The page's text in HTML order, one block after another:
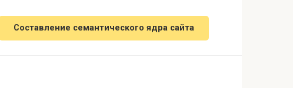
Составление семантического ядра сайта